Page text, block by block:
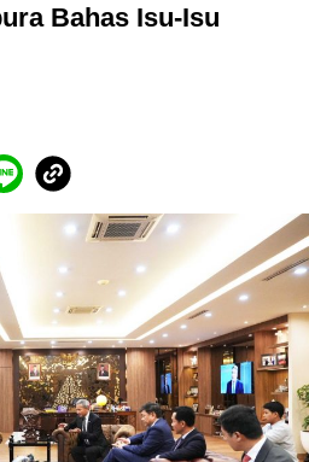
Bahas Isu-Isu